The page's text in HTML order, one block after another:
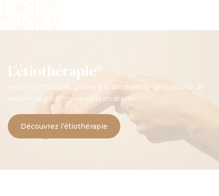
L’étiothérapie®
Avec l’étiothérapie, partez à la découverte de la source de
votre mal, pour mieux vous en libérer.
Découvrez l’étiothérapie